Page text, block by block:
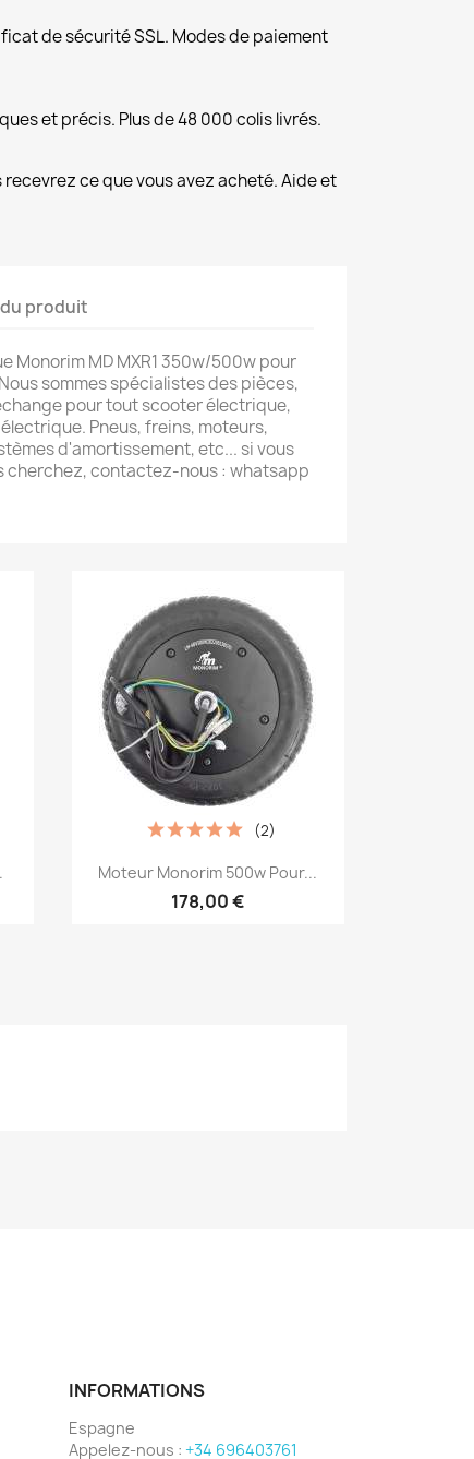
de sécurité SSL. Modes de paiement
et précis. Plus de 48 000 colis livrés.
ce que vous avez acheté. Aide et
produit
Monorim MD MXR1 350w/500w pour
sommes spécialistes des pièces,
pour tout scooter électrique,
Pneus, freins, moteurs,
d'amortissement, etc... si vous
cherchez, contactez-nous : whatsapp
Aperçu rapide
Moteur Monorim 500w Pour...
178,00 €
(2)
INFORMATIONS
Espagne
Appelez-nous : +34 696403761